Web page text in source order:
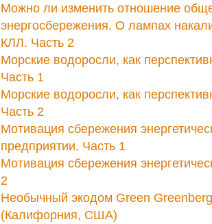
Можно ли изменить отношение
энергосбережения. О лампах
КЛЛ. Часть 2
Морские водоросли, как
Часть 1
Морские водоросли, как
Часть 2
Мотивация сбережения
предприятии. Часть 1
Мотивация сбережения
2
Необычный экодом Green
(Калифорния, США)